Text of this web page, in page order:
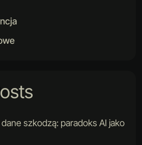
szkodzą: paradoks AI jako